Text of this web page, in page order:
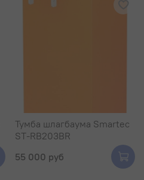
Тумба шлагбаума Smartec
ST-RB203BR
55 000 руб